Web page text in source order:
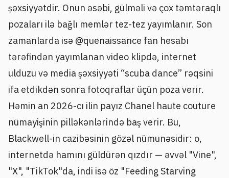
şəxsiyyətdir. Onun əsəbi, gülməli və çox təmtəraqlı
pozaları ilə bağlı memlər tez-tez yayımlanır. Son
zamanlarda isə @quenaissance fan hesabı
tərəfindən yayımlanan video klipdə, internet
ulduzu və media şəxsiyyəti “scuba dance” rəqsini
ifa etdikdən sonra fotoqraflar üçün poza verir.
Həmin an 2026-cı ilin payız Chanel haute couture
nümayişinin pilləkənlərində baş verir. Bu,
Blackwell-in cazibəsinin gözəl nümunəsidir: o,
internetdə hamını güldürən qızdır — əvvəl "Vine",
"X", "TikTok"da, indi isə öz "Feeding Starving